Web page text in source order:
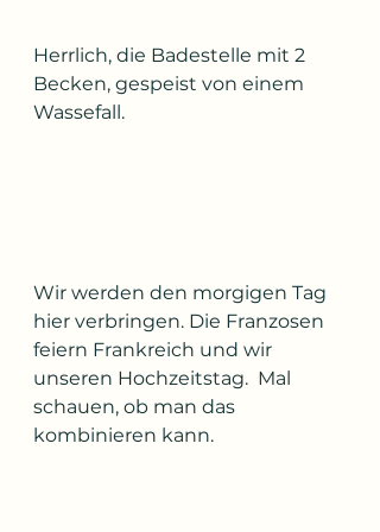
Herrlich, die Badestelle mit 2
Becken, gespeist von einem
Wassefall.
Wir werden den morgigen Tag
hier verbringen. Die Franzosen
feiern Frankreich und wir
unseren Hochzeitstag.  Mal
schauen, ob man das
kombinieren kann.